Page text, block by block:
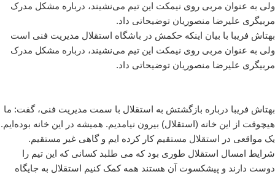
ولی به عنوان مربی روی نیمکت این تیم می‌نشیند، درباره مشکل مدرک
مربیگری علیرضا منصوریان توضیحاتی داد.
بهتاش فریبا با بیان اینکه حکمش در باشگاه استقلال مدیریت فنی است
ولی به عنوان مربی روی نیمکت این تیم می‌نشیند، درباره مشکل مدرک
مربیگری علیرضا منصوریان توضیحاتی داد.
بهتاش فریبا درباره بازگشتش به استقلال با سمت مدیریت فنی، گفت: ما
هیچوقت از این خانه (استقلال) بیرون نیامدیم. همیشه در این خانه بوده‌ایم.
یک مواقعی در استقلال مستقیم کار کرده ایم و گاهی غیر مستقیم.
شرایط امسال استقلال طوری بود که می طلبد کسانی که این تیم را
دوست دارند و پیشکسوت آن هستند همه کمک کنیم استقلال به جایگاه